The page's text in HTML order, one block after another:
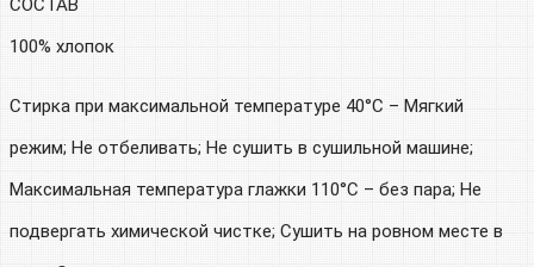
СОСТАВ
100% хлопок
Стирка при максимальной температуре 40°C – Мягкий
режим; Не отбеливать; Не сушить в сушильной машине;
Максимальная температура глажки 110°С – без пара; Не
подвергать химической чистке; Сушить на ровном месте в